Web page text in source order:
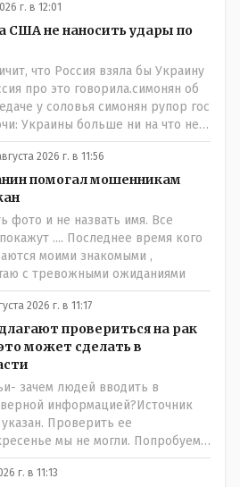
г. в 12:01
США не наносить удары по
что Россия взяла бы Украину
про это говорила.симонян об
у соловья симонян рупор гос
Украины больше ни на что не
беспилотниками,а зачем что-то
действенно? россия вон
сараям и гаражам бьет тратя
что тратит сама разворовывает)
которыми дети могут
сафари на штурмовиков вс рф от
китацы за копееки соберут
взять в русских селениях
2026 г. в 11:56
помогал мошенникам
фото и не назвать имя. Все
.... Последнее время кого
моими знакомыми ,
с тревожными ожиданиями
2026 г. в 11:17
провериться на рак
может сделать в
зачем людей вводить в
информацией?Источник
Проверить ее
мы не могли. Попробуем
здравоохранения
г. в 11:13